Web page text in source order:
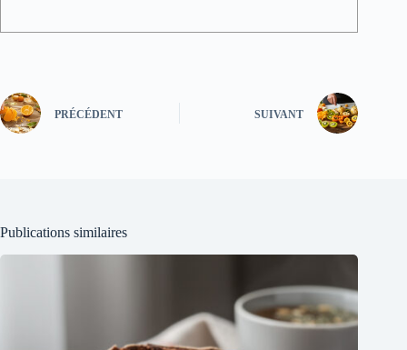
PRÉCÉDENT SUIVANT
Publications similaires